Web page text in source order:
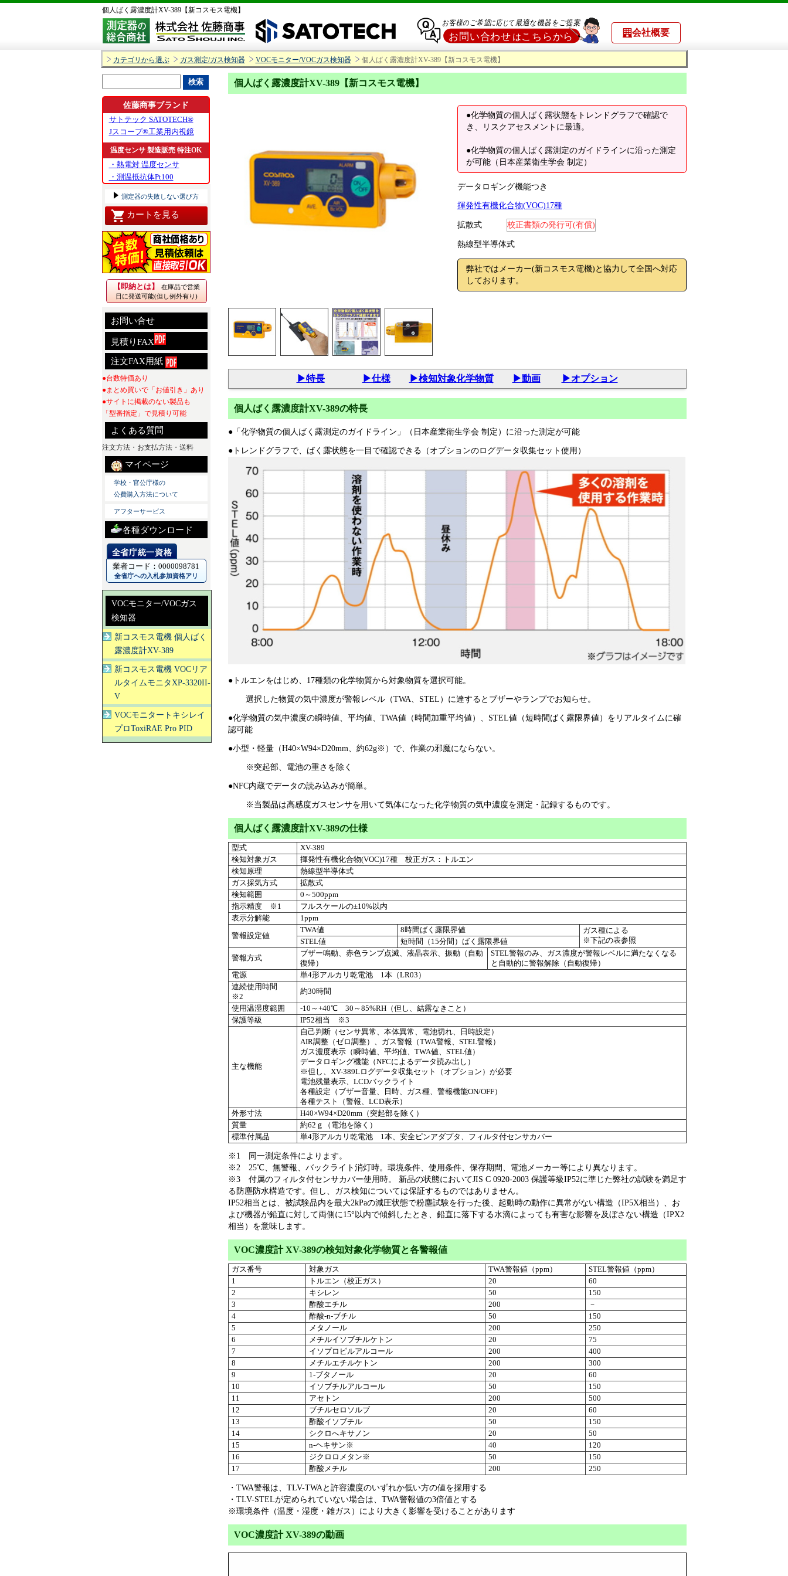
個人ばく露濃度計XV-389【新コスモス電機】
会社概要
カテゴリから選ぶ ガス測定/ガス検知器 VOCモニター/VOCガス検知器 個人ばく露濃度計XV-389【新コスモス電機】
個人ばく露濃度計XV-389【新コスモス電機】
●化学物質の個人ばく露状態をトレンドグラフで確認で
き、リスクアセスメントに最適。
●化学物質の個人ばく露測定のガイドラインに沿った測定
が可能（日本産業衛生学会 制定）
データロギング機能つき
揮発性有機化合物(VOC)17種
拡散式 校正書類の発行可(有償)
熱線型半導体式
弊社ではメーカー(新コスモス電機)と協力して全国へ対応
しております。
▶特長 ▶仕様 ▶検知対象化学物質 ▶動画 ▶オプション
個人ばく露濃度計XV-389の特長
●「化学物質の個人ばく露測定のガイドライン」（日本産業衛生学会 制定）に沿った測定が可能
●トレンドグラフで、ばく露状態を一目で確認できる（オプションのログデータ収集セット使用）
●トルエンをはじめ、17種類の化学物質から対象物質を選択可能。
選択した物質の気中濃度が警報レベル（TWA、STEL）に達するとブザーやランプでお知らせ。
●化学物質の気中濃度の瞬時値、平均値、TWA値（時間加重平均値）、STEL値（短時間ばく露限界値）をリアルタイムに確
認可能
●小型・軽量（H40×W94×D20mm、約62g※）で、作業の邪魔にならない。
※突起部、電池の重さを除く
●NFC内蔵でデータの読み込みが簡単。
※当製品は高感度ガスセンサを用いて気体になった化学物質の気中濃度を測定・記録するものです。
個人ばく露濃度計XV-389の仕様
型式
XV-389
検知対象ガス
揮発性有機化合物(VOC)17種 校正ガス：トルエン
検知原理
熱線型半導体式
ガス採気方式
拡散式
検知範囲
0～500ppm
指示精度 ※1
フルスケールの±10%以内
表示分解能
1ppm
警報設定値
TWA値 8時間ばく露限界値
ガス種による
※下記の表参照
STEL値
短時間（15分間）ばく露限界値
警報方式
ブザー鳴動、赤色ランプ点滅、液晶表示、振動（自動
復帰）
STEL警報のみ、ガス濃度が警報レベルに満たなくなる
と自動的に警報解除（自動復帰）
電源
単4形アルカリ乾電池 1本（LR03）
連続使用時間
※2
約30時間
使用温湿度範囲
-10～+40℃ 30～85%RH（但し、結露なきこと）
保護等級
IP52相当 ※3
主な機能
自己判断（センサ異常、本体異常、電池切れ、日時設定）
AIR調整（ゼロ調整）、ガス警報（TWA警報、STEL警報）
ガス濃度表示（瞬時値、平均値、TWA値、STEL値）
データロギング機能（NFCによるデータ読み出し）
※但し、XV-389Lログデータ収集セット（オプション）が必要
電池残量表示、LCDバックライト
各種設定（ブザー音量、日時、ガス種、警報機能ON/OFF）
各種テスト（警報、LCD表示）
外形寸法
H40×W94×D20mm（突起部を除く）
質量
約62ｇ（電池を除く）
標準付属品
単4形アルカリ乾電池 1本、安全ピンアダプタ、フィルタ付センサカバー
※1 同一測定条件によります。
※2 25℃、無警報、バックライト消灯時。環境条件、使用条件、保存期間、電池メーカー等により異なります。
※3 付属のフィルタ付センサカバー使用時。 新品の状態においてJIS C 0920-2003 保護等級IP52に準じた弊社の試験を満足す
る防塵防水構造です。但し、ガス検知については保証するものではありません。
IP52相当とは、被試験品内を最大2kPaの減圧状態で粉塵試験を行った後、起動時の動作に異常がない構造（IP5X相当）、お
よび機器が鉛直に対して両側に15°以内で傾斜したとき、鉛直に落下する水滴によっても有害な影響を及ぼさない構造（IPX2
相当）を意味します。
VOC濃度計 XV-389の検知対象化学物質と各警報値
ガス番号 対象ガス TWA警報値（ppm）
STEL警報値（ppm）
1
トルエン（校正ガス） 20
60
2
キシレン 50
150
3
酢酸エチル 200
－
4
酢酸‐n‐ブチル 50
150
5
メタノール 200
250
6
メチルイソブチルケトン 20
75
7
イソプロピルアルコール 200
400
8
メチルエチルケトン 200
300
9
1‐ブタノール 20
60
10
イソブチルアルコール 50
150
11
アセトン 200
500
12
ブチルセロソルブ 20
60
13
酢酸イソブチル 50
150
14
シクロへキサノン 20
50
15
n‐ヘキサン※ 40
120
16
ジクロロメタン※ 50
150
17
酢酸メチル 200 250
・TWA警報は、TLV-TWAと許容濃度のいずれか低い方の値を採用する
・TLV-STELが定められていない場合は、TWA警報値の3倍値とする
※環境条件（温度・湿度・雑ガス）により大きく影響を受けることがあります
VOC濃度計 XV-389の動画
佐藤商事ブランド
サトテック SATOTECH®
Jスコープ®工業用内視鏡
温度センサ 製造販売 特注OK
・熱電対 温度センサ
・測温抵抗体Pt100
測定器の失敗しない選び方
カートを見る
【即納とは】
在庫品で営業
日に発送可能(但し例外有り)
お問い合せ
見積りFAX
注文FAX用紙
●台数特価あり
●まとめ買いで「お値引き」あり
●サイトに掲載のない製品も
「型番指定」で見積り可能
よくある質問
注文方法・お支払方法・送料
マイページ
学校・官公庁様の
公費購入方法について
アフターサービス
各種ダウンロード
業者コード：0000098781
全省庁への入札参加資格アリ
VOCモニター/VOCガス
検知器
新コスモス電機 個人ばく
露濃度計XV-389
新コスモス電機 VOCリア
ルタイムモニタXP-3320II-
V
VOCモニタートキシレイ
プロToxiRAE Pro PID